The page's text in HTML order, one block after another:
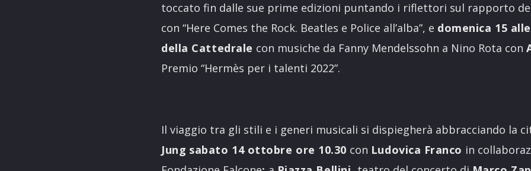
toccato fin dalle sue prime edizioni puntando i riflettori sul rapporto
con “Here Comes the Rock. Beatles e Police all’alba”, e domenica 15
della Cattedrale con musiche da Fanny Mendelssohn a Nino Rota con
Premio “Hermès per i talenti 2022”.
Il viaggio tra gli stili e i generi musicali si dispiegherà abbracciando la
Jung sabato 14 ottobre ore 10.30 con Ludovica Franco in